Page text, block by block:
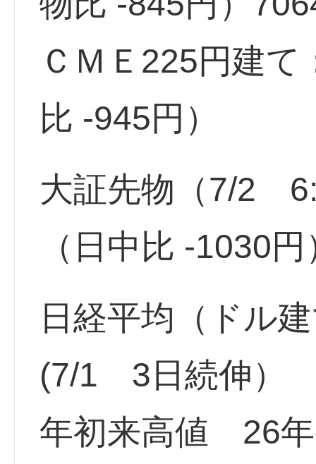
ＣＭＥ225円建
比 -945円）
大証先物（7/2
（日中比 -1030円
日経平均（ドル
(7/1 3日続伸）
年初来高値 26